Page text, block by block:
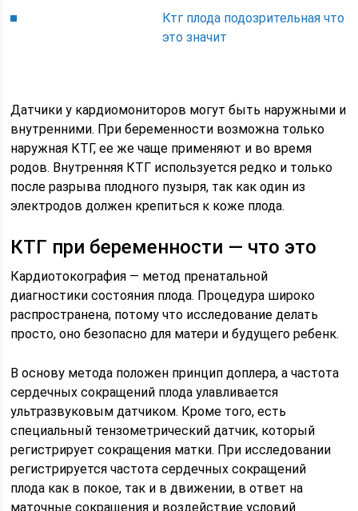
Ктг плода подозрительная что
это значит
Датчики у кардиомониторов могут быть наружными и
внутренними. При беременности возможна только
наружная КТГ, ее же чаще применяют и во время
родов. Внутренняя КТГ используется редко и только
после разрыва плодного пузыря, так как один из
электродов должен крепиться к коже плода.
КТГ при беременности — что это
Кардиотокография — метод пренатальной
диагностики состояния плода. Процедура широко
распространена, потому что исследование делать
просто, оно безопасно для матери и будущего ребенк.
В основу метода положен принцип доплера, а частота
сердечных сокращений плода улавливается
ультразвуковым датчиком. Кроме того, есть
специальный тензометрический датчик, который
регистрирует сокращения матки. При исследовании
регистрируется частота сердечных сокращений
плода как в покое, так и в движении, в ответ на
маточные сокращения и воздействие условий